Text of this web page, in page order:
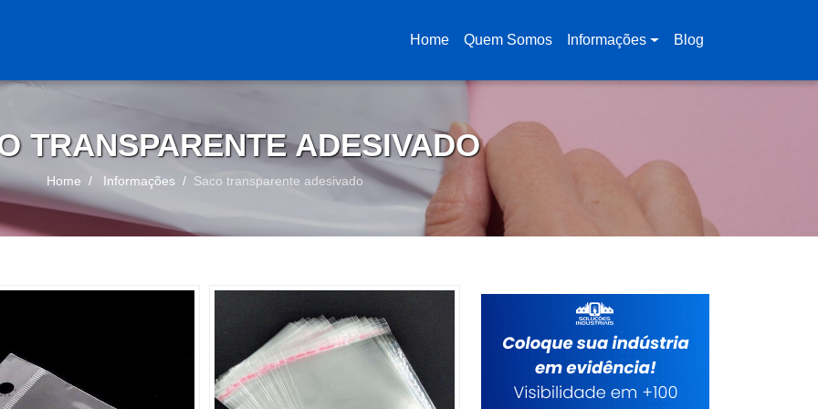
Home
(current)
Quem Somos Informações Blog
TRANSPARENTE ADESIVADO
Home Informações Saco transparente adesivado